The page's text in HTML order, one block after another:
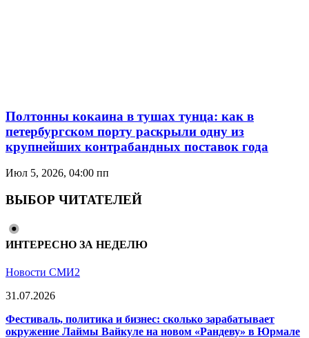
Полтонны кокаина в тушах тунца: как в
петербургском порту раскрыли одну из
крупнейших контрабандных поставок года
Июл 5, 2026, 04:00 пп
ВЫБОР ЧИТАТЕЛЕЙ
ИНТЕРЕСНО ЗА НЕДЕЛЮ
Новости СМИ2
31.07.2026
Фестиваль, политика и бизнес: сколько зарабатывает
окружение Лаймы Вайкуле на новом «Рандеву» в Юрмале